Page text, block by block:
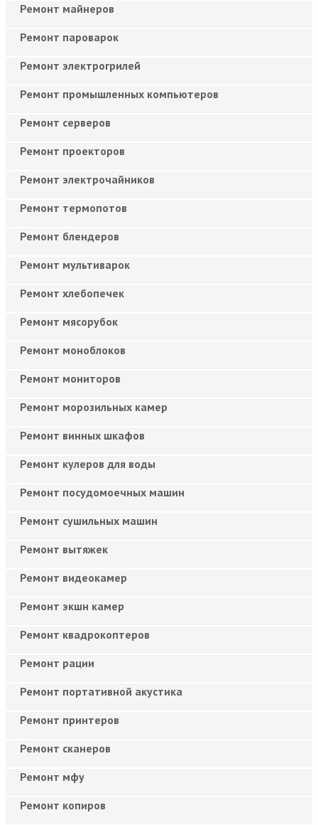
Ремонт майнеров
Ремонт пароварок
Ремонт электрогрилей
Ремонт промышленных компьютеров
Ремонт серверов
Ремонт проекторов
Ремонт электрочайников
Ремонт термопотов
Ремонт блендеров
Ремонт мультиварок
Ремонт хлебопечек
Ремонт мясорубок
Ремонт моноблоков
Ремонт мониторов
Ремонт морозильных камер
Ремонт винных шкафов
Ремонт кулеров для воды
Ремонт посудомоечных машин
Ремонт сушильных машин
Ремонт вытяжек
Ремонт видеокамер
Ремонт экшн камер
Ремонт квадрокоптеров
Ремонт рации
Ремонт портативной акустика
Ремонт принтеров
Ремонт сканеров
Ремонт мфу
Ремонт копиров